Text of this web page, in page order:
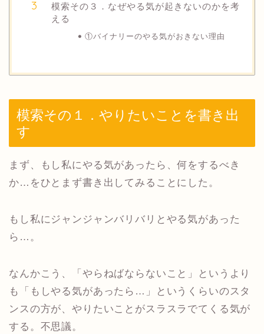
模索その３．なぜやる気が起きないのかを考
える
①バイナリーのやる気がおきない理由
模索その１．やりたいことを書き出
す
まず、もし私にやる気があったら、何をするべき
か…をひとまず書き出してみることにした。
もし私にジャンジャンバリバリとやる気があった
ら…。
なんかこう、「やらねばならないこと」というより
も「もしやる気があったら…」というくらいのスタ
ンスの方が、やりたいことがスラスラでてくる気が
する。不思議。